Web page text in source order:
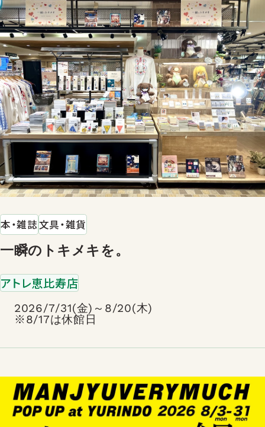
本・雑誌文具・雑貨
一瞬のトキメキを。
アトレ恵比寿店
2026/7/31(金)～8/20(木)
※8/17は休館日